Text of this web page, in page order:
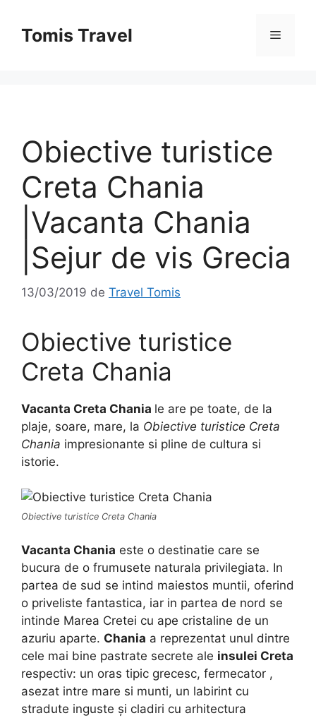
conținutTomis Travel Meniu
Obiective turistice
Creta Chania
|Vacanta Chania
|Sejur de vis Grecia
13/03/2019 de Travel Tomis
Obiective turistice
Creta Chania
Vacanta Creta Chania le are pe toate, de la
plaje, soare, mare, la Obiective turistice Creta
Chania impresionante si pline de cultura si
istorie.
Obiective turistice Creta Chania
Vacanta Chania este o destinatie care se
bucura de o frumusete naturala privilegiata. In
partea de sud se intind maiestos muntii, oferind
o priveliste fantastica, iar in partea de nord se
intinde Marea Cretei cu ape cristaline de un
azuriu aparte. Chania a reprezentat unul dintre
cele mai bine pastrate secrete ale insulei Creta
respectiv: un oras tipic grecesc, fermecator ,
asezat intre mare si munti, un labirint cu
stradute inguste şi cladiri cu arhitectura